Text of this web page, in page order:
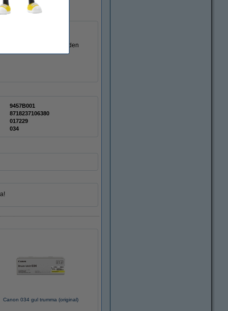
är certifierad enligt den
9457B001
8718237106380
017229
034
Canon 034 gul trumma (original)